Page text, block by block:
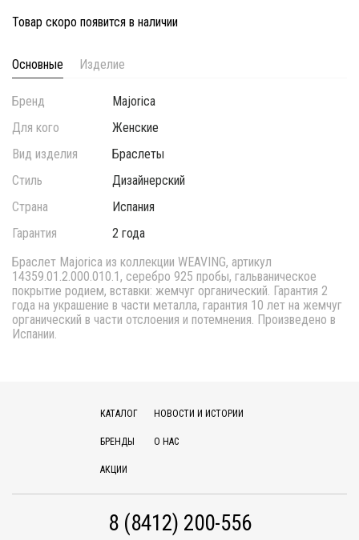
Товар скоро появится в наличии
Основные Изделие
Бренд
Majorica
Для кого
Женские
Вид изделия
Браслеты
Стиль
Дизайнерский
Страна
Испания
Гарантия
2 года
Браслет Majorica из коллекции WEAVING, артикул
14359.01.2.000.010.1, серебро 925 пробы, гальваническое
покрытие родием, вставки: жемчуг органический. Гарантия 2
года на украшение в части металла, гарантия 10 лет на жемчуг
органический в части отслоения и потемнения. Произведено в
Испании.
КАТАЛОГ
БРЕНДЫ
АКЦИИ
НОВОСТИ И ИСТОРИИ
О НАС
8 (8412) 200-556